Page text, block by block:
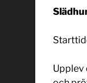
Upplev